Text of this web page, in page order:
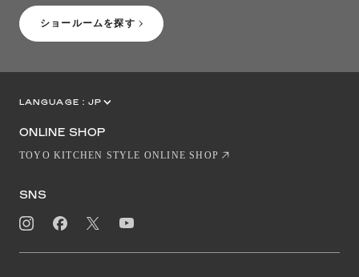
ショールームを探す
LANGUAGE : JP
ONLINE SHOP
TOYO KITCHEN STYLE ONLINE SHOP
SNS